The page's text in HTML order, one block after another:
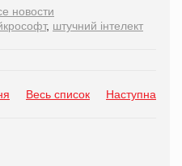
новости
, штучний інтелект
Весь список Наступна